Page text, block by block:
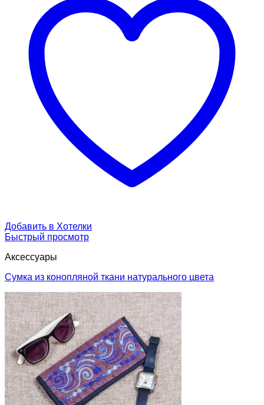
Добавить в Хотелки
Быстрый просмотр
Аксессуары
Сумка из конопляной ткани натурального цвета